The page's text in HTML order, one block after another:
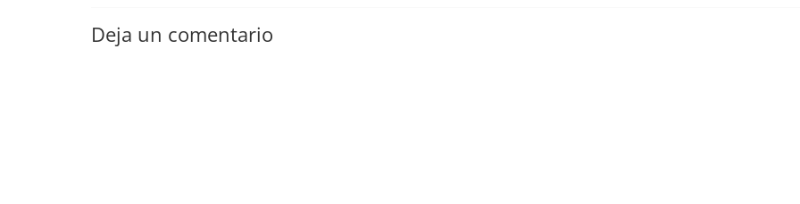
Deja un comentario